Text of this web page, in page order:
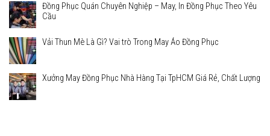
Đồng Phục Quán Chuyên Nghiệp – May, In Đồng Phục Theo Yêu
Cầu
Vải Thun Mè Là Gì? Vai trò Trong May Áo Đồng Phục
Xưởng May Đồng Phục Nhà Hàng Tại TpHCM Giá Rẻ, Chất Lượng